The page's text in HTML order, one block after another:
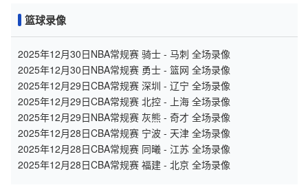
篮球录像
2025年12月30日NBA常规赛 骑士 - 马刺 全场录像
2025年12月30日NBA常规赛 勇士 - 篮网 全场录像
2025年12月29日CBA常规赛 深圳 - 辽宁 全场录像
2025年12月29日CBA常规赛 北控 - 上海 全场录像
2025年12月29日NBA常规赛 灰熊 - 奇才 全场录像
2025年12月28日CBA常规赛 宁波 - 天津 全场录像
2025年12月28日CBA常规赛 同曦 - 江苏 全场录像
2025年12月28日CBA常规赛 福建 - 北京 全场录像